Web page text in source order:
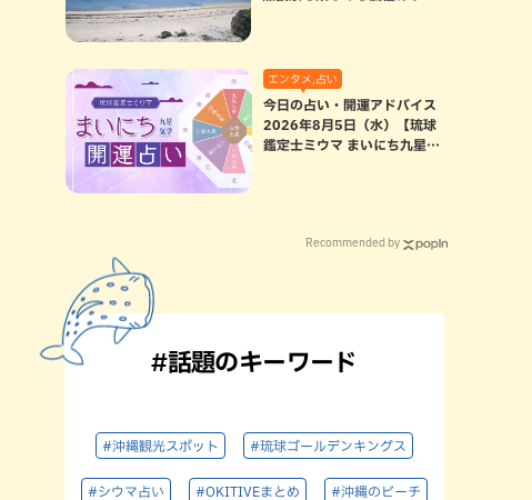
エンタメ,占い
今日の占い・開運アドバイス
2026年8月5日（水）【琉球
鑑定士ミウマ まいにち九星気
Recommended by
#話題のキーワード
#沖縄観光スポット #琉球ゴールデンキングス
#シウマ占い #OKITIVEまとめ #沖縄のビーチ